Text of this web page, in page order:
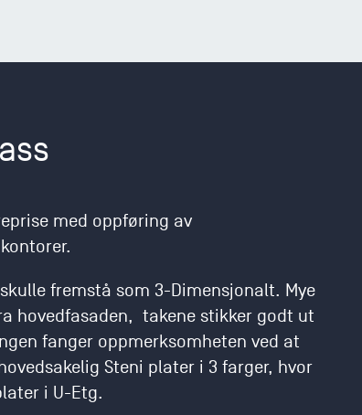
med oppføring av
fremstå som 3-Dimensjonalt. Mye
hovedfasaden, takene stikker godt ut
fanger oppmerksomheten ved at
Steni plater i 3 farger, hvor
i U-Etg.